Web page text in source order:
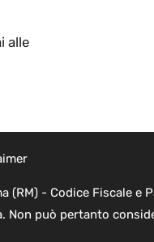
alle
(RM) - Codice Fiscale e
può pertanto